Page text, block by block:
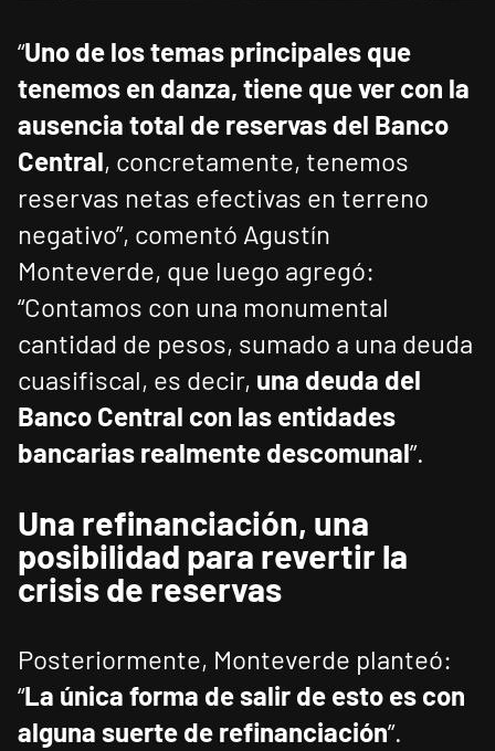
“Uno de los temas principales que
tenemos en danza, tiene que ver con la
ausencia total de reservas del Banco
Central, concretamente, tenemos
reservas netas efectivas en terreno
negativo”, comentó Agustín
Monteverde, que luego agregó:
“Contamos con una monumental
cantidad de pesos, sumado a una deuda
cuasifiscal, es decir, una deuda del
Banco Central con las entidades
bancarias realmente descomunal”.
Una refinanciación, una
posibilidad para revertir la
crisis de reservas
Posteriormente, Monteverde planteó:
“La única forma de salir de esto es con
alguna suerte de refinanciación”.